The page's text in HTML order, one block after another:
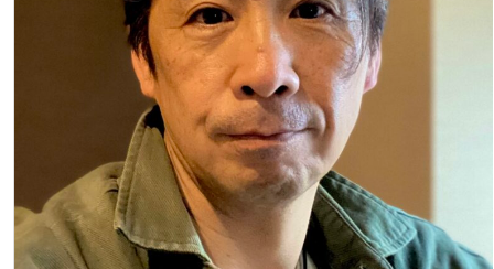
月
26
日
よ
り
12
月